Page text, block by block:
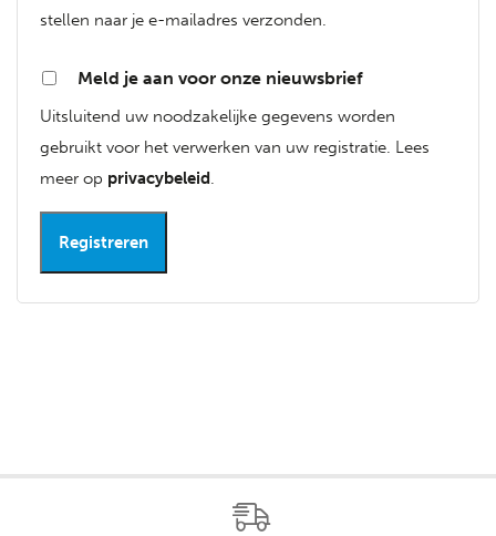
stellen naar je e-mailadres verzonden.
Meld je aan voor onze nieuwsbrief
Uitsluitend uw noodzakelijke gegevens worden
gebruikt voor het verwerken van uw registratie. Lees
meer op privacybeleid
Registreren